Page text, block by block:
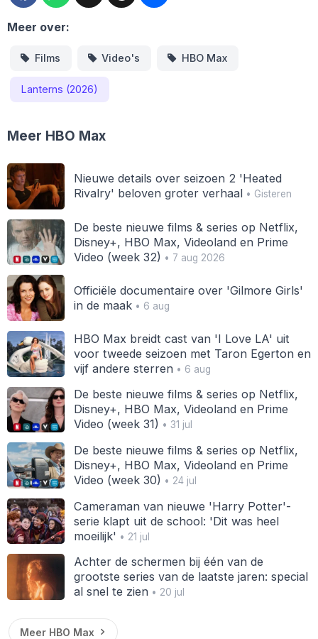
Meer over:
Films Video's HBO Max
Lanterns (2026)
Meer HBO Max
Nieuwe details over seizoen 2 'Heated
Rivalry' beloven groter verhaal • Gisteren
De beste nieuwe films & series op Netflix,
Disney+, HBO Max, Videoland en Prime
Video (week 32) • 7 aug 2026
Officiële documentaire over 'Gilmore Girls'
in de maak• 6 aug
HBO Max breidt cast van 'I Love LA' uit
voor tweede seizoen met Taron Egerton en
vijf andere sterren• 6 aug
De beste nieuwe films & series op Netflix,
Disney+, HBO Max, Videoland en Prime
Video (week 31) • 31 jul
De beste nieuwe films & series op Netflix,
Disney+, HBO Max, Videoland en Prime
Video (week 30) • 24 jul
Cameraman van nieuwe 'Harry Potter'-
serie klapt uit de school: 'Dit was heel
moeilijk' • 21 jul
Achter de schermen bij één van de
grootste series van de laatste jaren: special
al snel te zien• 20 jul
Meer HBO Max